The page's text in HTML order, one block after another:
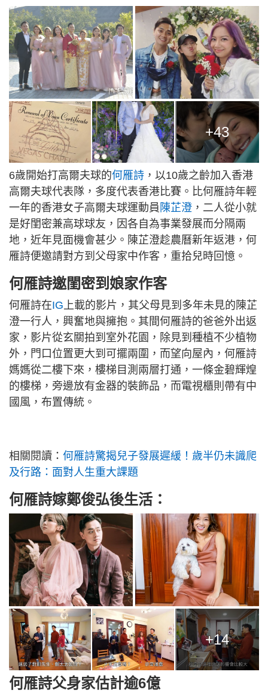
+43
6歲開始打高爾夫球的何雁詩 ，以10歲之齡加入香港
高爾夫球代表隊，多度代表香港比賽。比何雁詩年輕
一年的香港女子高爾夫球運動員 陳芷澄 ，二人從小就
是好閨密兼高球球友，因各自為事業發展而分隔兩
地，近年見面機會甚少。陳芷澄趁農曆新年返港，何
雁詩便邀請對方到父母家中作客，重拾兒時回憶。
何雁詩邀閨密到娘家作客
何雁詩在IG上載的影片，其父母見到多年未見的陳芷
澄一行人，興奮地與擁抱。其間何雁詩的爸爸外出返
家，影片從玄關拍到室外花園，除見到種植不少植物
外，門口位置更大到可擺兩圍，而望向屋內，何雁詩
媽媽從二樓下來，樓梯目測兩層打通，一條金碧輝煌
的樓梯，旁邊放有金器的裝飾品，而電視櫃則帶有中
國風，布置傳統。
相關閱讀： 何雁詩驚揭兒子發展遲緩！歲半仍未識爬
及行路：面對人生重大課題
何雁詩嫁鄭俊弘後生活：
+14
何雁詩父身家估計逾6億